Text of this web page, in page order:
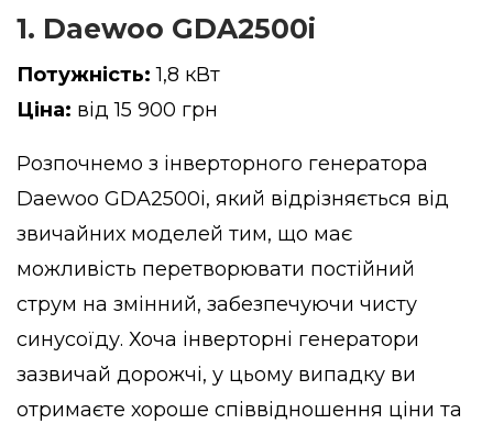
1. Daewoo GDA2500i
Потужність: 1,8 кВт
Ціна: від 15 900 грн
Розпочнемо з інверторного генератора
Daewoo GDA2500i, який відрізняється від
звичайних моделей тим, що має
можливість перетворювати постійний
струм на змінний, забезпечуючи чисту
синусоїду. Хоча інверторні генератори
зазвичай дорожчі, у цьому випадку ви
отримаєте хороше співвідношення ціни та